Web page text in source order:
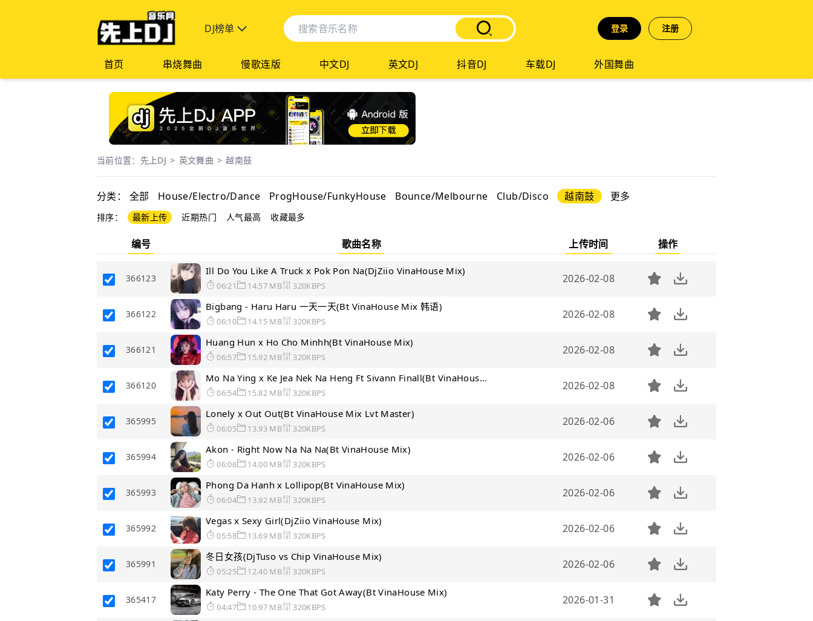
DJ榜单 登录 注册
首页 串烧舞曲 慢歌连版 中文DJ 英文DJ 抖音DJ 车载DJ 外国舞曲
当前位置： 先上DJ > 英文舞曲 > 越南鼓
分类： 全部 House/Electro/Dance ProgHouse/FunkyHouse Bounce/Melbourne Club/Disco 越南鼓 更多
排序： 最新上传 近期热门 人气最高 收藏最多
编号 歌曲名称 上传时间 操作
366123
Ill Do You Like A Truck x Pok Pon Na(DjZiio VinaHouse Mix)
06:21 14.57 MB 320KBPS
2026-02-08
366122
Bigbang - Haru Haru 一天一天(Bt VinaHouse Mix 韩语)
06:10 14.15 MB 320KBPS
2026-02-08
366121
Huang Hun x Ho Cho Minhh(Bt VinaHouse Mix)
06:57 15.92 MB 320KBPS
2026-02-08
366120
Mo Na Ying x Ke Jea Nek Na Heng Ft Sivann Finall(Bt VinaHous...
06:54 15.82 MB 320KBPS
2026-02-08
365995
Lonely x Out Out(Bt VinaHouse Mix Lvt Master)
06:05 13.93 MB 320KBPS
2026-02-06
365994
Akon - Right Now Na Na Na(Bt VinaHouse Mix)
06:06 14.00 MB 320KBPS
2026-02-06
365993
Phong Da Hanh x Lollipop(Bt VinaHouse Mix)
06:04 13.92 MB 320KBPS
2026-02-06
365992
Vegas x Sexy Girl(DjZiio VinaHouse Mix)
05:58 13.69 MB 320KBPS
2026-02-06
365991
冬日女孩(DjTuso vs Chip VinaHouse Mix)
05:25 12.40 MB 320KBPS
2026-02-06
365417
Katy Perry - The One That Got Away(Bt VinaHouse Mix)
04:47 10.97 MB 320KBPS
2026-01-31